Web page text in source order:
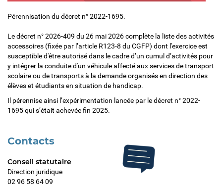
Pérennisation du décret n° 2022-1695.
Le décret n° 2026-409 du 26 mai 2026 complète la liste des activités
accessoires (fixée par l’article R123-8 du CGFP) dont l'exercice est
susceptible d'être autorisé dans le cadre d’un cumul d’activités pour
y intégrer la conduite d'un véhicule affecté aux services de transport
scolaire ou de transports à la demande organisés en direction des
élèves et étudiants en situation de handicap.
Il pérennise ainsi l’expérimentation lancée par le décret n° 2022-
1695 qui s’était achevée fin 2025.
Contacts
Conseil statutaire
Direction juridique
02 96 58 64 09